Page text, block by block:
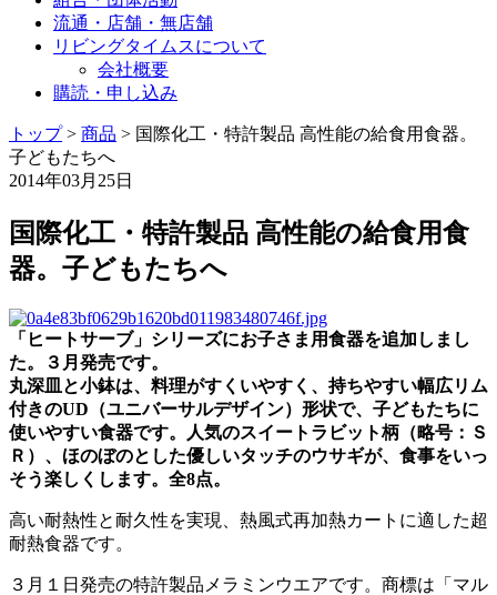
流通・店舗・無店舗
リビングタイムスについて
会社概要
購読・申し込み
トップ> 商品 > 国際化工・特許製品 高性能の給食用食器。
子どもたちへ
2014年03月25日
国際化工・特許製品 高性能の給食用食
器。子どもたちへ
「ヒートサーブ」シリーズにお子さま用食器を追加しまし
た。３月発売です。
丸深皿と小鉢は、料理がすくいやすく、持ちやすい幅広リム
付きのUD（ユニバーサルデザイン）形状で、子どもたちに
使いやすい食器です。人気のスイートラビット柄（略号：Ｓ
Ｒ）、ほのぼのとした優しいタッチのウサギが、食事をいっ
そう楽しくします。全8点。
高い耐熱性と耐久性を実現、熱風式再加熱カートに適した超
耐熱食器です。
３月１日発売の特許製品メラミンウエアです。商標は「マル